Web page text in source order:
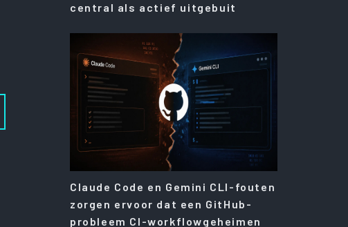
central als actief uitgebuit
Claude Code en Gemini CLI-fouten
zorgen ervoor dat een GitHub-
probleem CI-workflowgeheimen